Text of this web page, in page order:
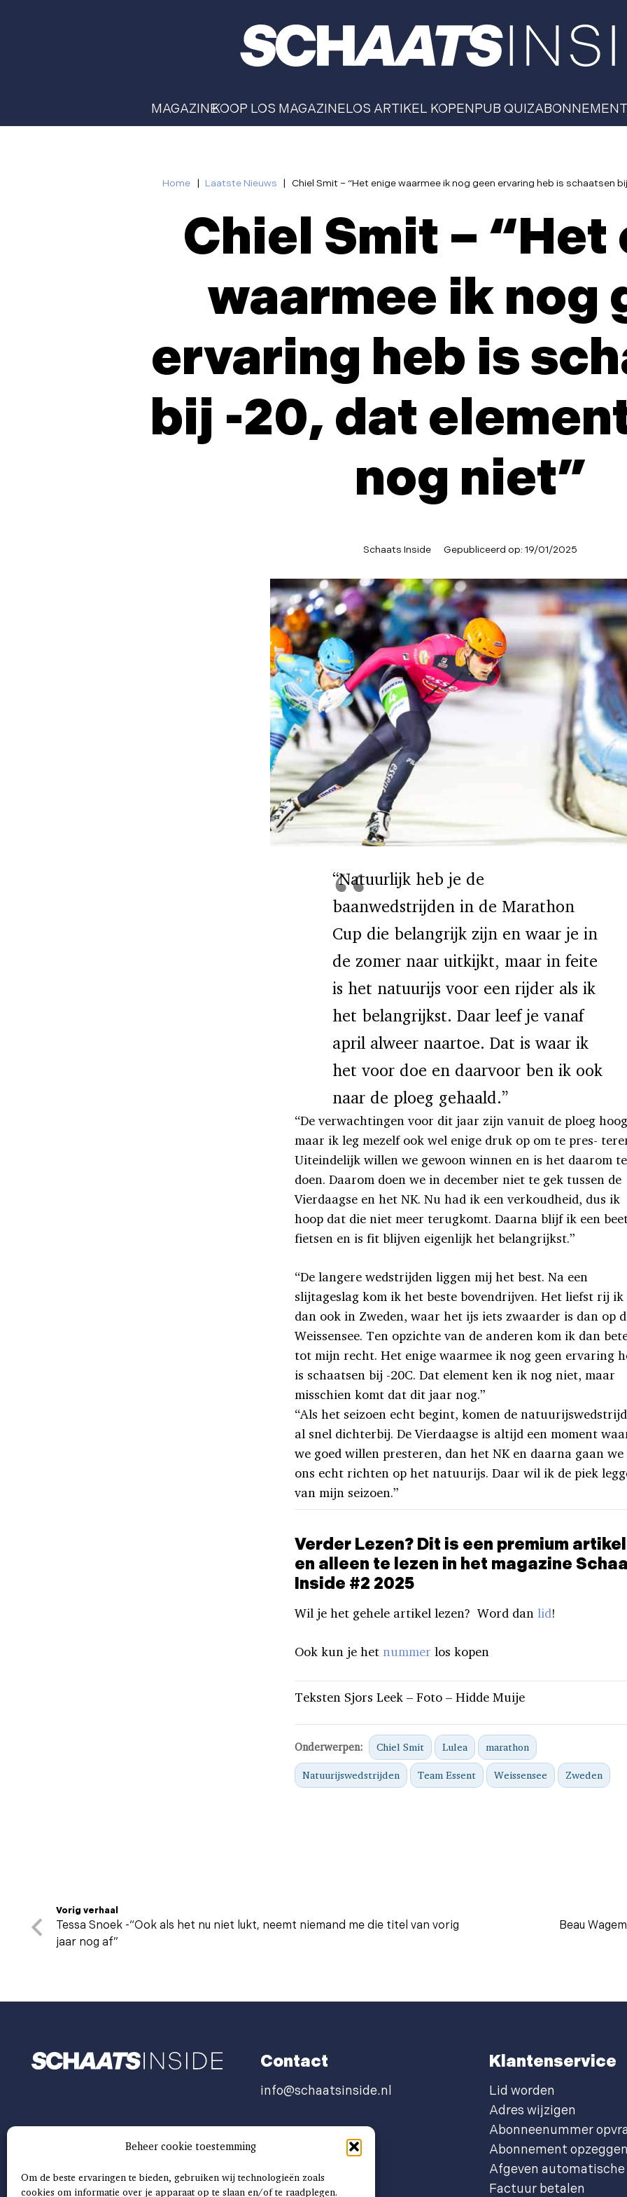
Beheer cookie toestemming
Om de beste ervaringen te bieden, gebruiken wij technologieën zoals
cookies om informatie over je apparaat op te slaan en/of te raadplegen.
MAGAZINEKOOP LOS MAGAZINELOS ARTIKEL KOPENPUB QUIZABONNEMENT
Home | Laatste Nieuws | Chiel Smit – “Het enige waarmee ik nog geen ervaring heb is schaatsen
Chiel Smit – “Het
waarmee ik nog
ervaring heb is
bij -20, dat
nog niet”
Schaats Inside Gepubliceerd op: 19/01/2025
“Natuurlijk heb je de
baanwedstrijden in de Marathon
Cup die belangrijk zijn en waar je in
de zomer naar uitkijkt, maar in feite
is het natuurijs voor een rijder als ik
het belangrijkst. Daar leef je vanaf
april alweer naartoe. Dat is waar ik
het voor doe en daarvoor ben ik ook
naar de ploeg gehaald.”
“De verwachtingen voor dit jaar zijn vanuit de ploeg
maar ik leg mezelf ook wel enige druk op om te pres-
Uiteindelijk willen we gewoon winnen en is het daarom te
doen. Daarom doen we in december niet te gek tussen de
Vierdaagse en het NK. Nu had ik een verkoudheid, dus ik
hoop dat die niet meer terugkomt. Daarna blijf ik een
fietsen en is fit blijven eigenlijk het belangrijkst.”
“De langere wedstrijden liggen mij het best. Na een
slijtageslag kom ik het beste bovendrijven. Het liefst rij ik
dan ook in Zweden, waar het ijs iets zwaarder is dan op
Weissensee. Ten opzichte van de anderen kom ik dan
tot mijn recht. Het enige waarmee ik nog geen ervaring
is schaatsen bij -20C. Dat element ken ik nog niet, maar
misschien komt dat dit jaar nog.”
“Als het seizoen echt begint, komen de
al snel dichterbij. De Vierdaagse is altijd een moment
we goed willen presteren, dan het NK en daarna gaan we
ons echt richten op het natuurijs. Daar wil ik de piek
van mijn seizoen.”
Verder Lezen? Dit is een premium artikel
en alleen te lezen in het magazine
Inside #2 2025
Wil je het gehele artikel lezen? Word danlid!
Ook kun je hetnummer los kopen
Teksten Sjors Leek – Foto – Hidde Muije
Onderwerpen: Chiel Smit Lulea marathon
Natuurijswedstrijden Team Essent Weissensee Zweden
Vorig verhaal
Tessa Snoek -“Ook als het nu niet lukt, neemt niemand me die titel van vorig
jaar nog af”
Beau
Contact
info@schaatsinside.nl
Klantenservice
Lid worden
Adres wijzigen
Abonneenummer
Abonnement opzeggen
Afgeven automatische
Factuur betalen